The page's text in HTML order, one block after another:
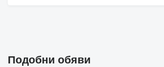
Подобни обяви